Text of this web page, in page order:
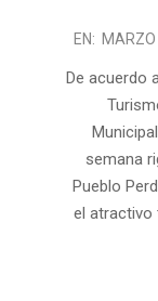
2025-
EN:
De acuerdo
semana
Pueblo
el atractivo